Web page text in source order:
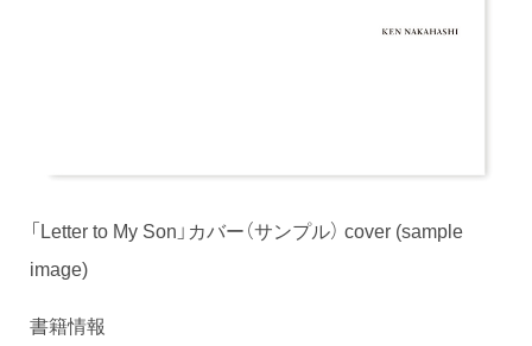
「Letter to My Son」カバー（サンプル） cover (sample
image)
書籍情報